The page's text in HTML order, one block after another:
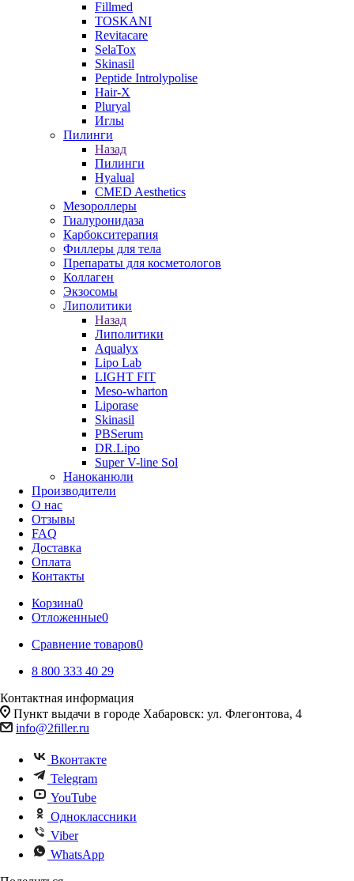
Fillmed
TOSKANI
Revitacare
SelaTox
Skinasil
Peptide Introlypolise
Hair-X
Pluryal
Иглы
Пилинги
Назад
Пилинги
Hyalual
CMED Aesthetics
Мезороллеры
Гиалуронидаза
Карбокситерапия
Филлеры для тела
Препараты для косметологов
Коллаген
Экзосомы
Липолитики
Назад
Липолитики
Aqualyx
Lipo Lab
LIGHT FIT
Meso-wharton
Liporase
Skinasil
PBSerum
DR.Lipo
Super V-line Sol
Наноканюли
Производители
О нас
Отзывы
FAQ
Доставка
Оплата
Контакты
Корзина0
Отложенные0
Сравнение товаров0
8 800 333 40 29
Контактная информация
Пункт выдачи в городе Хабаровск: ул. Флегонтова, 4
info@2filler.ru
Вконтакте
Telegram
YouTube
Одноклассники
Viber
WhatsApp